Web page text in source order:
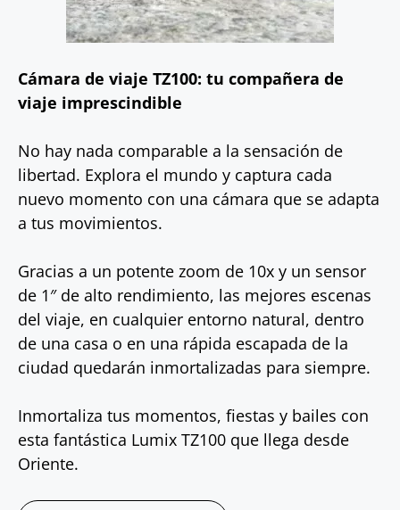
Cámara de viaje TZ100: tu compañera de
viaje imprescindible
No hay nada comparable a la sensación de
libertad. Explora el mundo y captura cada
nuevo momento con una cámara que se adapta
a tus movimientos.
Gracias a un potente zoom de 10x y un sensor
de 1″ de alto rendimiento, las mejores escenas
del viaje, en cualquier entorno natural, dentro
de una casa o en una rápida escapada de la
ciudad quedarán inmortalizadas para siempre.
Inmortaliza tus momentos, fiestas y bailes con
esta fantástica Lumix TZ100 que llega desde
Oriente.